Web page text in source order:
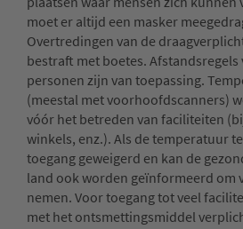
moet er altijd een masker
Overtredingen van de
bestraft met boetes. Afstandsregels
personen zijn van toepassing.
(meestal met voorhoofdscanners)
vóór het betreden van faciliteiten
winkels, enz.). Als de temperatuur
toegang geweigerd en kan de
land ook worden geïnformeerd om
nemen. Voor toegang tot veel
met het ontsmettingsmiddel